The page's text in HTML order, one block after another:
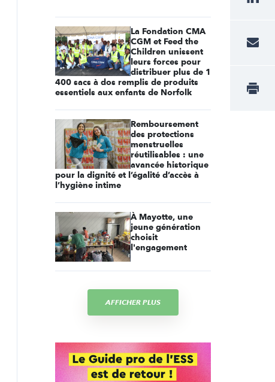
La Fondation CMA
CGM et Feed the
Children unissent
leurs forces pour
distribuer plus de 1
400 sacs à dos remplis de produits
essentiels aux enfants de Norfolk
Remboursement
des protections
menstruelles
réutilisables : une
avancée historique
pour la dignité et l’égalité d’accès à
l’hygiène intime
À Mayotte, une
jeune génération
choisit
l'engagement
AFFICHER PLUS